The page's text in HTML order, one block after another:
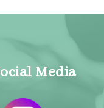
Media